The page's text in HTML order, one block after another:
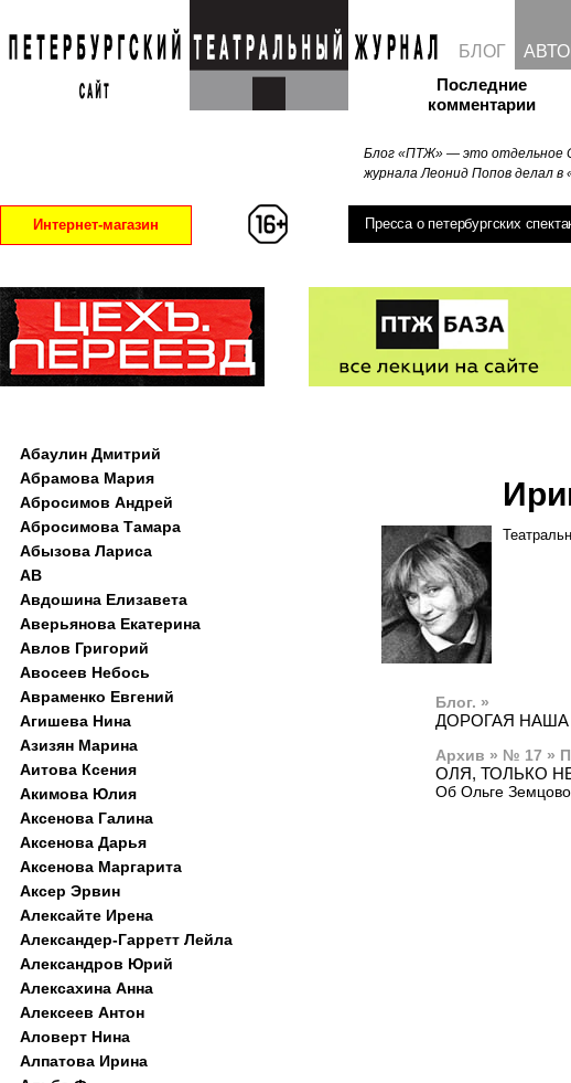
Последние
комментарии
Блог «ПТЖ» — это отдельное
журнала Леонид Попов делал
Интернет-магазин Пресса о петербургских
БЛОГ
Блог. »
ДОРОГАЯ
Архив » № 17 »
ОЛЯ, ТОЛЬКО
Об Ольге
Абаулин Дмитрий
Абрамова Мария
Абросимов Андрей
Абросимова Тамара
Абызова Лариса
АВ
Авдошина Елизавета
Аверьянова Екатерина
Авлов Григорий
Авосеев Небось
Авраменко Евгений
Агишева Нина
Азизян Марина
Аитова Ксения
Акимова Юлия
Аксенова Галина
Аксенова Дарья
Аксенова Маргарита
Аксер Эрвин
Алексайте Ирена
Александер-Гарретт Лейла
Александров Юрий
Алексахина Анна
Алексеев Антон
Аловерт Нина
Алпатова Ирина